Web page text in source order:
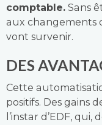
comptable. Sans
aux changements
vont survenir.
DES
Cette
positifs. Des gains
l’instar d’EDF,